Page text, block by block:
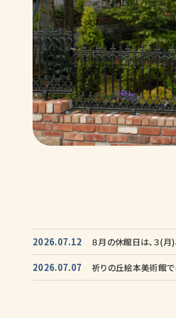
2026.07.12 ８月の休館日は、３(月)
2026.07.07